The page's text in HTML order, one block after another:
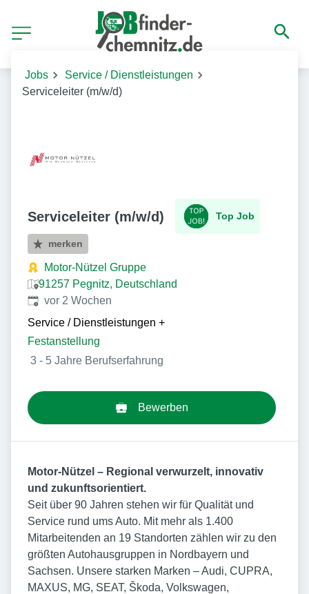
Jobs
Service / Dienstleistungen
Serviceleiter (m/w/d)
Serviceleiter (m/w/d) Top Job
merken
Motor-Nützel Gruppe
91257 Pegnitz, Deutschland
Veröffentlicht:
vor 2 Wochen
Service / Dienstleistungen +
Festanstellung
3 - 5 Jahre Berufserfahrung
Bewerben
Motor-Nützel – Regional verwurzelt, innovativ
und zukunftsorientiert.
Seit über 90 Jahren stehen wir für Qualität und
Service rund ums Auto. Mit mehr als 1.400
Mitarbeitenden an 19 Standorten zählen wir zu den
größten Autohausgruppen in Nordbayern und
Sachsen. Unsere starken Marken – Audi, CUPRA,
MAXUS, MG, SEAT, Škoda, Volkswagen,